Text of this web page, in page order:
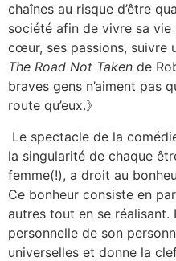
chaînes au risque d’être
société afin de vivre sa
cœur, ses passions, suivre
The Road Not Taken de
braves gens n’aiment pas
route qu’eux.》
Le spectacle de la
la singularité de chaque
femme(!), a droit au
Ce bonheur consiste en
autres tout en se réalisant.
personnelle de son
universelles et donne la